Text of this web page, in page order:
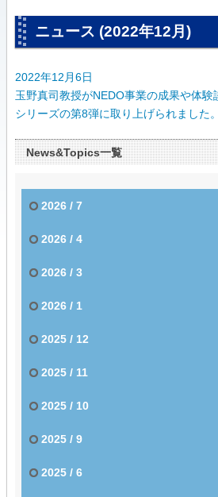
ニュース (2022年12月)
2022年12月6日
玉野真司教授がNEDO事業の成果や体
シリーズの第8弾に取り上げられました。
News&Topics一覧
2026 / 7
2026 / 4
2026 / 3
2026 / 1
2025 / 12
2025 / 11
2025 / 10
2025 / 9
2025 / 6